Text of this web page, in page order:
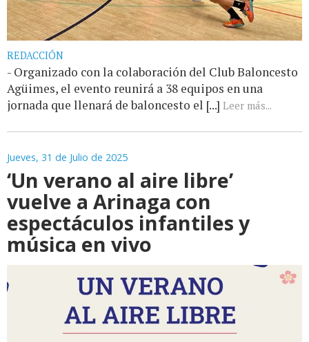
REDACCIÓN
- Organizado con la colaboración del Club Baloncesto
Agüimes, el evento reunirá a 38 equipos en una
jornada que llenará de baloncesto el [...] Leer más...
Jueves, 31 de Julio de 2025
‘Un verano al aire libre’
vuelve a Arinaga con
espectáculos infantiles y
música en vivo